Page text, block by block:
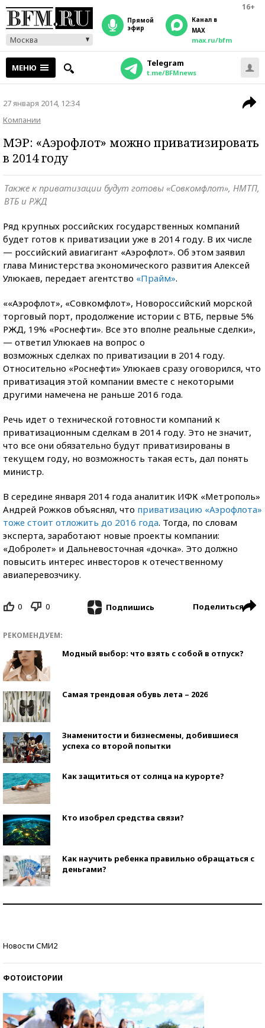
16+
Москва
прямой
эфир
Канал в
MAX
max.ru/bfm
МЕНЮ Telegram
t.me/BFMnews
27 января 2014, 12:34
Компании
МЭР: «Аэрофлот» можно приватизировать
в 2014 году
Также к приватизации будут готовы «Совкомфлот», НМТП,
ВТБ и РЖД
Ряд крупных российских государственных компаний
будет готов к приватизации уже в 2014 году. В их числе
— российский авиагигант «Аэрофлот». Об этом заявил
глава Министерства экономического развития Алексей
Улюкаев, передает агентство «Прайм».
««Аэрофлот», «Совкомфлот», Новороссийский морской
торговый порт, продолжение истории с ВТБ, первые 5%
РЖД, 19% «Роснефти». Все это вполне реальные сделки»,
— ответил Улюкаев на вопрос о
возможных сделках по приватизации в 2014 году.
Относительно «Роснефти» Улюкаев сразу оговорился, что
приватизация этой компании вместе с некоторыми
другими намечена не раньше 2016 года.
Речь идет о технической готовности компаний к
приватизационным сделкам в 2014 году. Это не значит,
что все они обязательно будут приватизированы в
текущем году, но возможность такая есть, дал понять
министр.
В середине января 2014 года аналитик ИФК «Метрополь»
Андрей Рожков объяснял, что приватизацию «Аэрофлота»
тоже стоит отложить до 2016 года. Тогда, по словам
эксперта, заработают новые проекты компании:
«Добролет» и Дальневосточная «дочка». Это должно
повысить интерес инвесторов к отечественному
авиаперевозчику.
0 0 Подпишись Поделиться
РЕКОМЕНДУЕМ:
Модный выбор: что взять с собой в отпуск?
Самая трендовая обувь лета – 2026
Знаменитости и бизнесмены, добившиеся
успеха со второй попытки
Как защититься от солнца на курорте?
Кто изобрел средства связи?
Как научить ребенка правильно обращаться с
деньгами?
Новости СМИ2
ФОТОИСТОРИИ